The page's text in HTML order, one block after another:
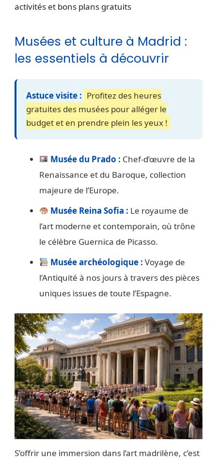
activités et bons plans gratuits
Musées et culture à Madrid :
les essentiels à découvrir
Astuce visite : Profitez des heures
gratuites des musées pour alléger le
budget et en prendre plein les yeux !
Musée du Prado : Chef-d’œuvre de la
Renaissance et du Baroque, collection
majeure de l’Europe.
Musée Reina Sofia : Le royaume de
l’art moderne et contemporain, où trône
le célèbre Guernica de Picasso.
Musée archéologique : Voyage de
l’Antiquité à nos jours à travers des pièces
uniques issues de toute l’Espagne.
S’offrir une immersion dans l’art madrilène, c’est